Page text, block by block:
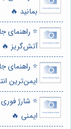
بمانید 🔥
⭐️ راهنمای
آتش‌گریز 🔥
⭐️ راهنمای
ایمن‌ترین
⭐️ شارژ
ایمنی 🔥